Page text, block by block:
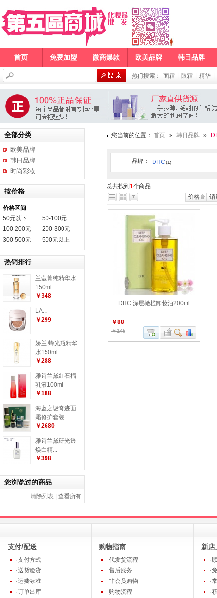
首页 免费加盟 微商爆款 欧美品牌 韩日品牌
热门搜索： 面霜 眼霜 精华
您当前的位置： 首页 » 韩日品牌 »
品牌： DHC(1)
总共找到 1个商品
价格
销
DHC 深层橄榄卸妆油200ml
￥88
￥145
全部分类
欧美品牌
韩日品牌
时尚彩妆
按价格
价格区间
50元以下
50-100元
100-200元
200-300元
300-500元
500元以上
热销排行
兰蔻菁纯精华水
150ml
￥348
LA...
￥299
娇兰 蜂光瓶精华
水150ml...
￥288
雅诗兰黛红石榴
乳液100ml
￥188
海蓝之谜奇迹面
霜修护套装
￥2680
雅诗兰黛研光透
焕白精...
￥398
您浏览过的商品
清除列表 查看所有
支付/配送
·支付方式
·送货验货
·运费标准
·订单出库
购物指南
·代发货流程
·售后服务
·非会员购物
·购物流程
新店
·
·
·
·